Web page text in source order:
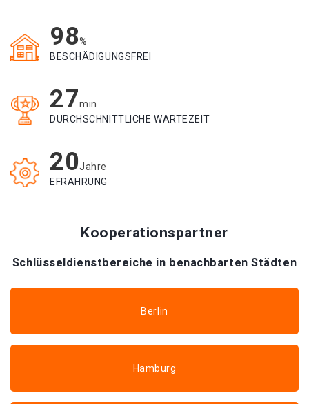
98%
BESCHÄDIGUNGSFREI
27min
DURCHSCHNITTLICHE WARTEZEIT
20Jahre
EFRAHRUNG
Kooperationspartner
Schlüsseldienstbereiche in benachbarten Städten
Berlin
Hamburg